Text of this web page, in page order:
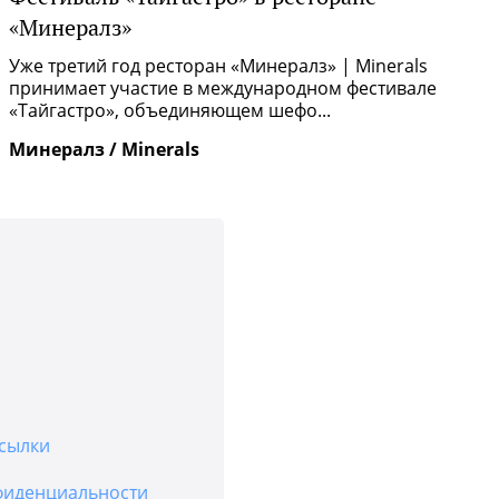
«Минералз»
Уже третий год ресторан «Минералз» | Minerals
принимает участие в международном фестивале
«Тайгастро», объединяющем шефо...
Минералз / Minerals